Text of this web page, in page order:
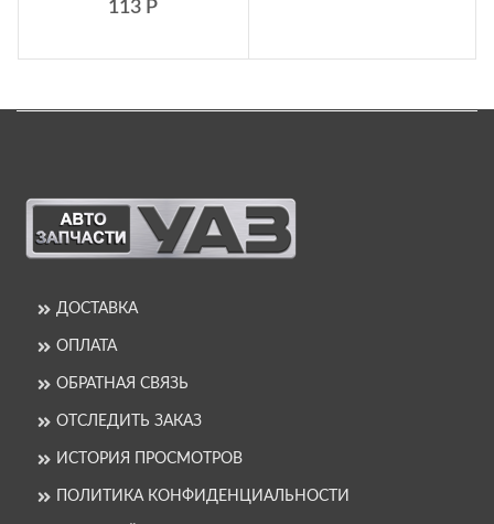
113 Р
ДОСТАВКА
ОПЛАТА
ОБРАТНАЯ СВЯЗЬ
ОТСЛЕДИТЬ ЗАКАЗ
ИСТОРИЯ ПРОСМОТРОВ
ПОЛИТИКА КОНФИДЕНЦИАЛЬНОСТИ